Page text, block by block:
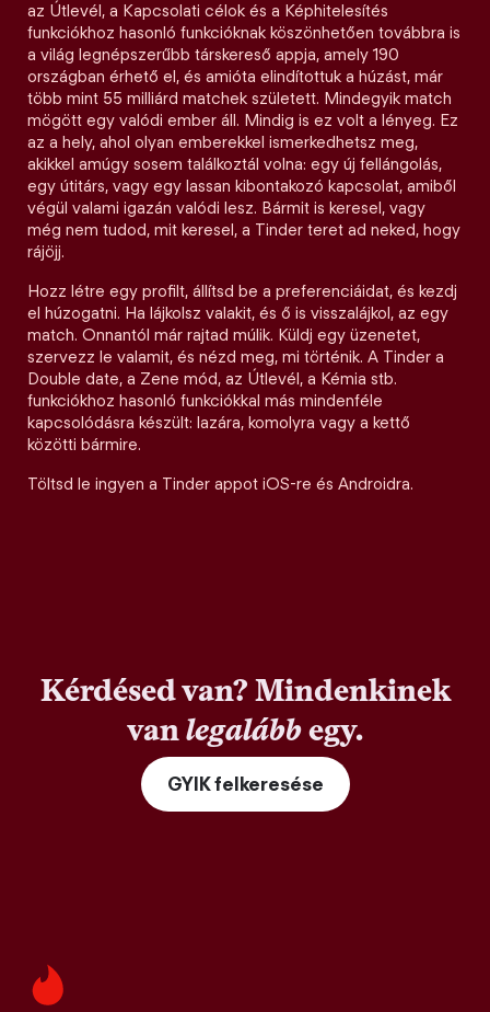
az Útlevél, a Kapcsolati célok és a Képhitelesítés
funkciókhoz hasonló funkcióknak köszönhetően továbbra is
a világ legnépszerűbb társkereső appja, amely 190
országban érhető el, és amióta elindítottuk a húzást, már
több mint 55 milliárd matchek született. Mindegyik match
mögött egy valódi ember áll. Mindig is ez volt a lényeg. Ez
az a hely, ahol olyan emberekkel ismerkedhetsz meg,
akikkel amúgy sosem találkoztál volna: egy új fellángolás,
egy útitárs, vagy egy lassan kibontakozó kapcsolat, amiből
végül valami igazán valódi lesz. Bármit is keresel, vagy
még nem tudod, mit keresel, a Tinder teret ad neked, hogy
rájöjj.
Hozz létre egy profilt, állítsd be a preferenciáidat, és kezdj
el húzogatni. Ha lájkolsz valakit, és ő is visszalájkol, az egy
match. Onnantól már rajtad múlik. Küldj egy üzenetet,
szervezz le valamit, és nézd meg, mi történik. A Tinder a
Double date, a Zene mód, az Útlevél, a Kémia stb.
funkciókhoz hasonló funkciókkal más mindenféle
kapcsolódásra készült: lazára, komolyra vagy a kettő
közötti bármire.
Töltsd le ingyen a Tinder appot iOS-re és Androidra.
Kérdésed van? Mindenkinek
vanlegalábbegy.
GYIK felkeresése